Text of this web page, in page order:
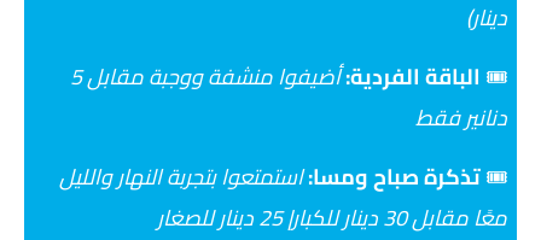
دينار)
🎟️ الباقة الفردية:
أضيفوا منشفة ووجبة مقابل 5
دنانير فقط
🎟️تذكرة صباح ومسا:استمتعوا بتجربة النهار والليل
معًا مقابل 30 دينار للكبار| 25 دينار للصغار